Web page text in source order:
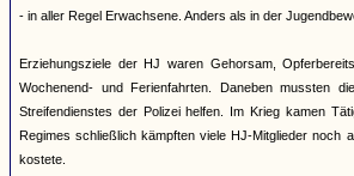
- in aller Regel Erwachsene. Anders als in der
Erziehungsziele der HJ waren Gehorsam,
Wochenend- und Ferienfahrten. Daneben mussten
Streifendienstes der Polizei helfen. Im Krieg kamen
Regimes schließlich kämpften viele HJ-Mitglieder noch
kostete.